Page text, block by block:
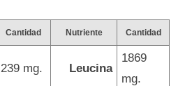
Cantidad Nutriente Cantidad
239 mg. Leucina
1869
mg.